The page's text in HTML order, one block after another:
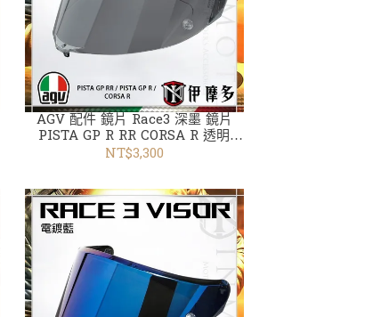
AGV 配件 鏡片 Race3 深墨 鏡片
PISTA GP R RR CORSA R 透明
Visor 電鍍銀 藍 金 紅
NT$3,300